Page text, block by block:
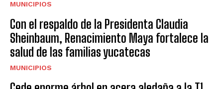
MUNICIPIOS
Con el respaldo de la Presidenta Claudia
Sheinbaum, Renacimiento Maya fortalece la
salud de las familias yucatecas
MUNICIPIOS